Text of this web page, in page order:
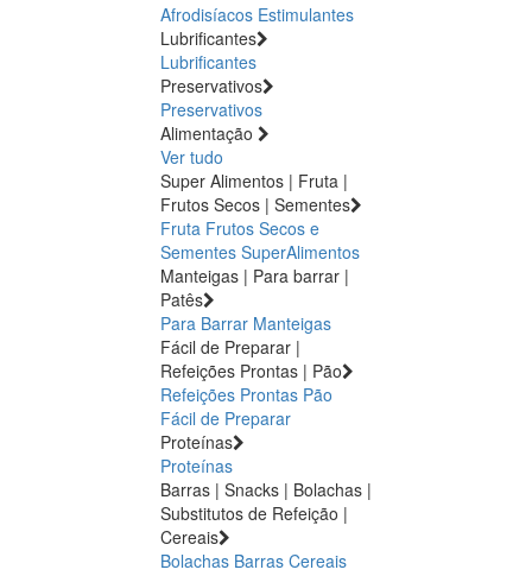
Afrodisíacos Estimulantes
Lubrificantes
Lubrificantes
Preservativos
Preservativos
Alimentação
Ver tudo
Super Alimentos | Fruta |
Frutos Secos | Sementes
Fruta Frutos Secos e
Sementes SuperAlimentos
Manteigas | Para barrar |
Patês
Para Barrar Manteigas
Fácil de Preparar |
Refeições Prontas | Pão
Refeições Prontas Pão
Fácil de Preparar
Proteínas
Proteínas
Barras | Snacks | Bolachas |
Substitutos de Refeição |
Cereais
Bolachas Barras Cereais